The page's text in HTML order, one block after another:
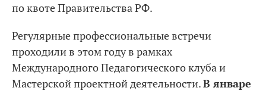
по квоте Правительства РФ.
Регулярные профессиональные встречи
проходили в этом году в рамках
Международного Педагогического клуба и
Мастерской проектной деятельности.В январе